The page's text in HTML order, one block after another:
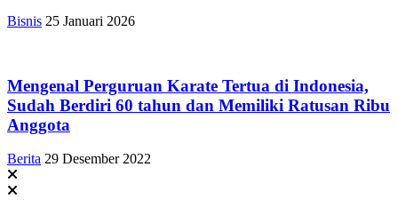
Bisnis 25 Januari 2026
Mengenal Perguruan Karate Tertua di Indonesia,
Sudah Berdiri 60 tahun dan Memiliki Ratusan Ribu
Anggota
Berita 29 Desember 2022